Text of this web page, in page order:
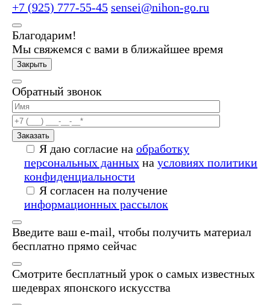
+7 (925) 777-55-45 sensei@nihon-go.ru
Благодарим!
Мы свяжемся с вами в ближайшее время
Закрыть
Обратный звонок
Заказать
Я даю согласие на обработку
персональных данных на условиях политики
конфиденциальности
Я согласен на получение
информационных рассылок
Введите ваш e-mail, чтобы получить материал
бесплатно прямо сейчас
Смотрите бесплатный урок о самых известных
шедеврах японского искусства